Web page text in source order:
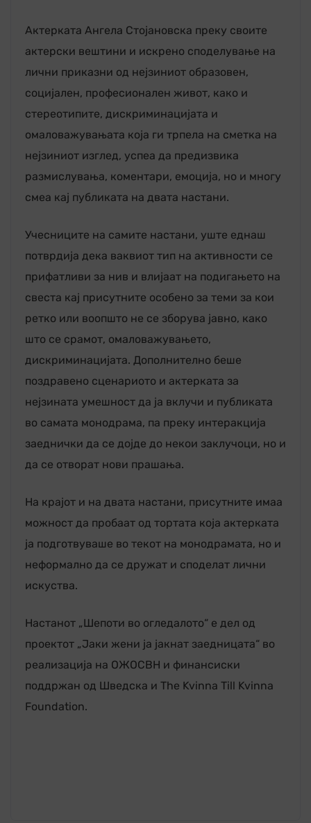
Актерката Ангела Стојановска преку своите
актерски вештини и искрено споделување на
лични приказни од нејзиниот образовен,
социјален, професионален живот, како и
стереотипите, дискриминацијата и
омаловажувањата која ги трпела на сметка на
нејзиниот изглед, успеа да предизвика
размислувања, коментари, емоција, но и многу
смеа кај публиката на двата настани.
Учесниците на самите настани, уште еднаш
потврдија дека ваквиот тип на активности се
прифатливи за нив и влијаат на подигањето на
свеста кај присутните особено за теми за кои
ретко или воопшто не се зборува јавно, како
што се срамот, омаловажувањето,
дискриминацијата. Дополнително беше
поздравено сценариото и актерката за
нејзината умешност да ја вклучи и публиката
во самата монодрама, па преку интеракција
заеднички да се дојде до некои заклучоци, но и
да се отворат нови прашања.
На крајот и на двата настани, присутните имаа
можност да пробаат од тортата која актерката
ја подготвуваше во текот на монодрамата, но и
неформално да се дружат и споделат лични
искуства.
Настанот „Шепоти во огледалото“ е дел од
проектот „Јаки жени ја јакнат заедницата“ во
реализација на ОЖОСВН и финансиски
поддржан од Шведска и The Kvinna Till Kvinna
Foundation.